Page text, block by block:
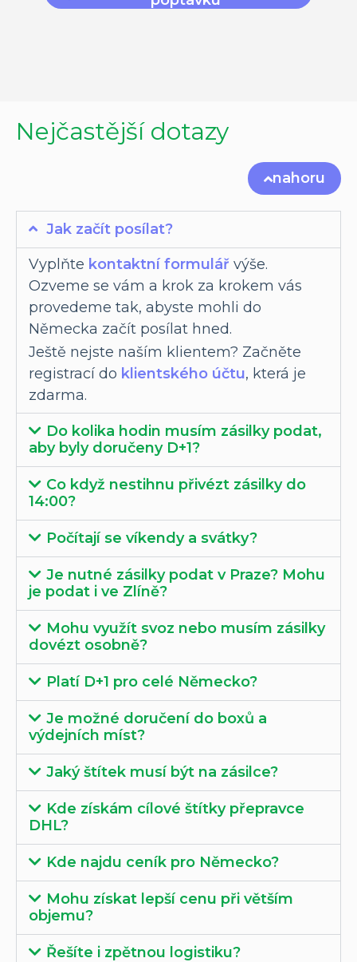
Nejčastější dotazy
nahoru
Jak začít posílat?
Vyplňte kontaktní formulář výše.
Ozveme se vám a krok za krokem vás
provedeme tak, abyste mohli do
Německa začít posílat hned.
Ještě nejste naším klientem? Začněte
registrací do klientského účtu, která je
zdarma.
Do kolika hodin musím zásilky podat,
aby byly doručeny D+1?
Co když nestihnu přivézt zásilky do
14:00?
Počítají se víkendy a svátky?
Je nutné zásilky podat v Praze? Mohu
je podat i ve Zlíně?
Mohu využít svoz nebo musím zásilky
dovézt osobně?
Platí D+1 pro celé Německo?
Je možné doručení do boxů a
výdejních míst?
Jaký štítek musí být na zásilce?
Kde získám cílové štítky přepravce
DHL?
Kde najdu ceník pro Německo?
Mohu získat lepší cenu při větším
objemu?
Řešíte i zpětnou logistiku?